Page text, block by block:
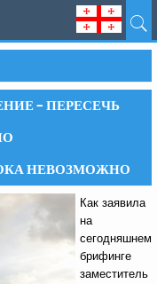
– ПЕРЕСЕЧЬ
НЕВОЗМОЖНО
Как заявила
на
сегодняшнем
брифинге
заместитель